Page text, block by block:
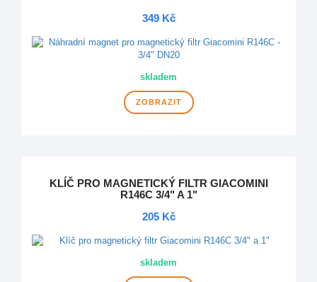
349 Kč
skladem
ZOBRAZIT
KLÍČ PRO MAGNETICKÝ FILTR GIACOMINI
R146C 3/4" A 1"
205 Kč
skladem